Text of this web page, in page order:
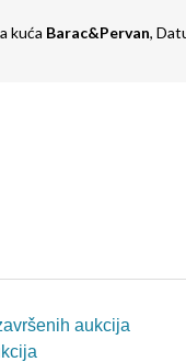
kuća Barac&Pervan,
aukcija